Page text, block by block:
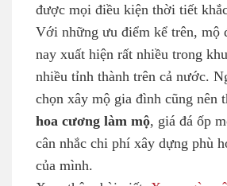
được mọi điều kiện thời tiết
Với những ưu điểm kể trên, mộ
nay xuất hiện rất nhiều trong
nhiều tỉnh thành trên cả nước.
chọn xây mộ gia đình cũng nên
hoa cương làm mộ, giá đá ốp
cân nhắc chi phí xây dựng phù
của mình.